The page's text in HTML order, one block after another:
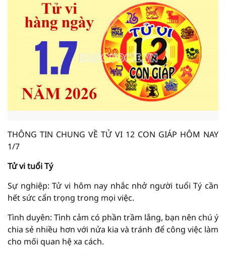
THÔNG TIN CHUNG VỀ TỬ VI 12 CON GIÁP HÔM NAY
1/7
Tử vi tuổi Tý
Sự nghiệp: Tử vi hôm nay nhắc nhở người tuổi Tý cần
hết sức cẩn trọng trong mọi việc.
Tình duyên: Tình cảm có phần trầm lắng, bạn nên chú ý
chia sẻ nhiều hơn với nửa kia và tránh để công việc làm
cho mối quan hệ xa cách.